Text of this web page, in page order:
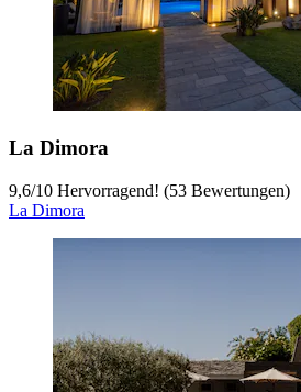
La Dimora
9,6/10 Hervorragend! (53 Bewertungen)
La Dimora